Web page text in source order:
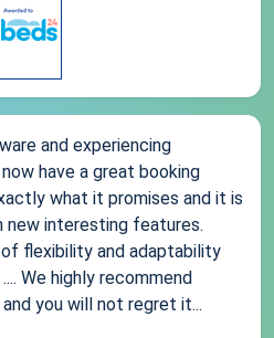
and experiencing
have a great booking
what it promises and it is
interesting features.
flexibility and adaptability
We highly recommend
you will not regret it...